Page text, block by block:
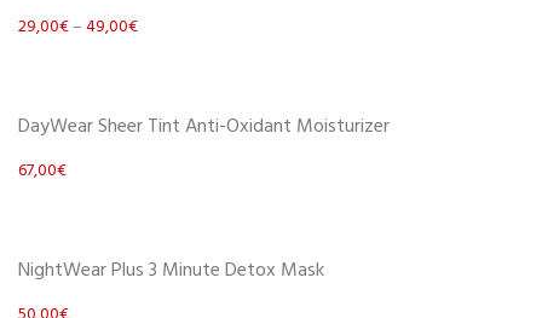
29,00€–49,00€
DayWear Sheer Tint Anti-Oxidant Moisturizer
67,00€
NightWear Plus 3 Minute Detox Mask